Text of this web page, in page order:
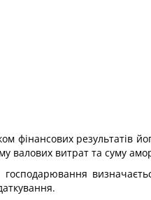
фінансових результатів
валових витрат та суму